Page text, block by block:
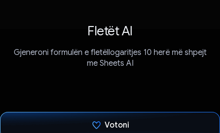
Fletët AI
Gjeneroni formulën e fletëllogaritjes 10 herë më shpejt
me Sheets AI
Votoni